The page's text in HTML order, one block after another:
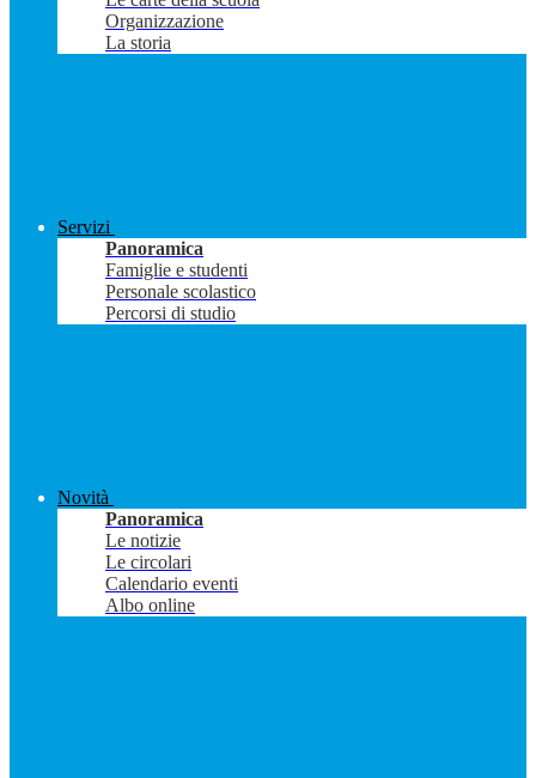
Organizzazione
La storia
Servizi
Panoramica
Famiglie e studenti
Personale scolastico
Percorsi di studio
Novità
Panoramica
Le notizie
Le circolari
Calendario eventi
Albo online